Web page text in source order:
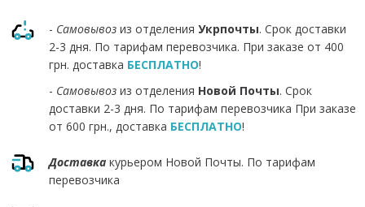
- Самовывоз из отделения Укрпочты. Срок доставки
2-3 дня. По тарифам перевозчика. При заказе от 400
грн. доставка БЕСПЛАТНО!
- Самовывоз из отделения Новой Почты. Срок
доставки 2-3 дня. По тарифам перевозчика При заказе
от 600 грн., доставка БЕСПЛАТНО!
Доставка курьером Новой Почты. По тарифам
перевозчика